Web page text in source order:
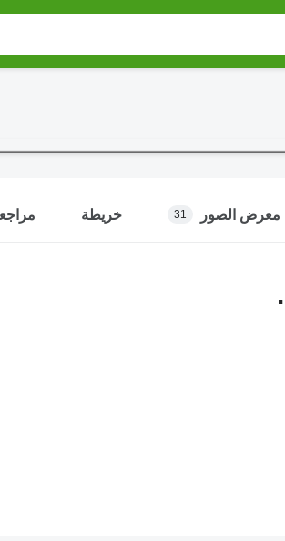
معرض الصور 31 خريطة